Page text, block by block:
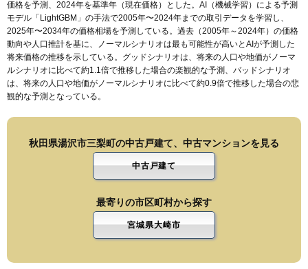
価格を予測、2024年を基準年（現在価格）とした。AI（機械学習）による予測
モデル「LightGBM」の手法で2005年〜2024年までの取引データを学習し、
2025年〜2034年の価格相場を予測している。過去（2005年～2024年）の価格
動向や人口推計を基に、ノーマルシナリオは最も可能性が高いとAIが予測した
将来価格の推移を示している。グッドシナリオは、将来の人口や地価がノーマ
ルシナリオに比べて約1.1倍で推移した場合の楽観的な予測、バッドシナリオ
は、将来の人口や地価がノーマルシナリオに比べて約0.9倍で推移した場合の悲
観的な予測となっている。
秋田県湯沢市三梨町の中古戸建て、中古マンションを見る
中古戸建て
最寄りの市区町村から探す
宮城県大崎市